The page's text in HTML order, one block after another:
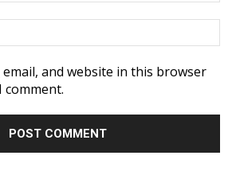
email, and website in this browser